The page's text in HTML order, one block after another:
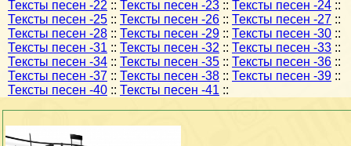
Тексты песен -22 :: Тексты песен -23 :: Тексты песен -24 ::
Тексты песен -25 :: Тексты песен -26 :: Тексты песен -27 ::
Тексты песен -28 :: Тексты песен -29 :: Тексты песен -30 ::
Тексты песен -31 :: Тексты песен -32 :: Тексты песен -33 ::
Тексты песен -34 :: Тексты песен -35 :: Тексты песен -36 ::
Тексты песен -37 :: Тексты песен -38 :: Тексты песен -39 ::
Тексты песен -40 :: Тексты песен -41 ::